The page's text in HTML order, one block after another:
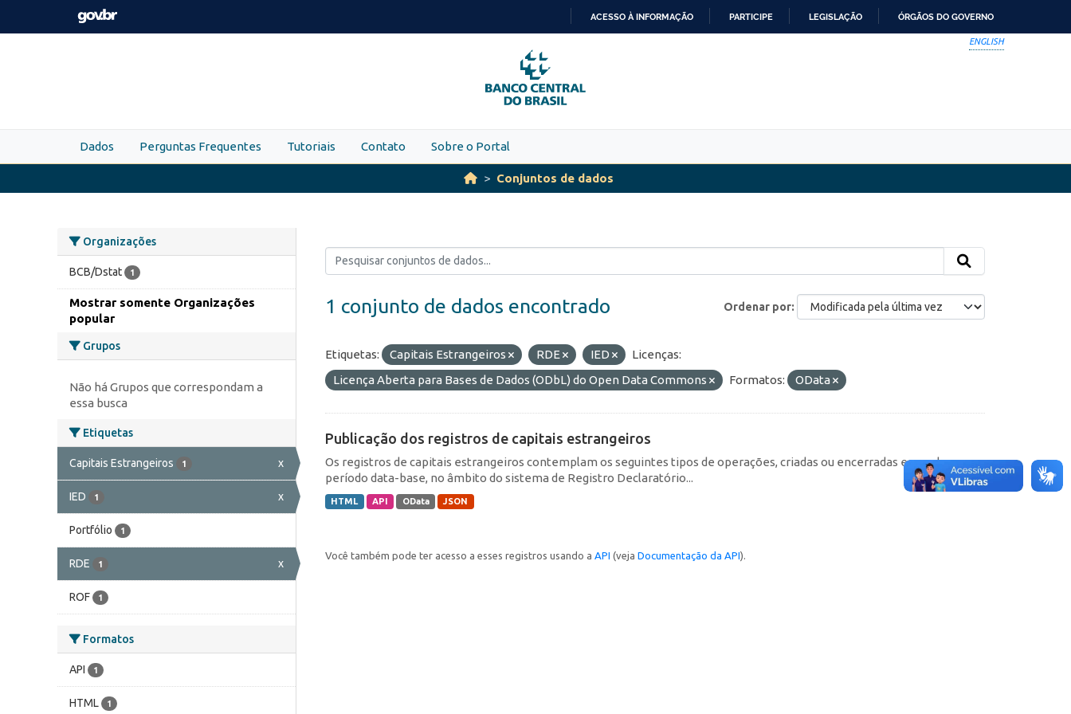
Skip to main content
PARA
O
CONTEÚDO
ACESSO À INFORMAÇÃO PARTICIPE LEGISLAÇÃO ÓRGÃOS DO GOVERNO
ENGLISH
Dados Perguntas Frequentes Tutoriais Contato Sobre o Portal
Conjuntos de dados
Organizações
BCB/Dstat 1
Mostrar somente Organizações
popular
Grupos
Não há Grupos que correspondam a
essa busca
Etiquetas
Capitais Estrangeiros 1 x
IED 1 x
Portfólio 1
RDE 1 x
ROF 1
Formatos
API 1
HTML 1
Ordenar por
1 conjunto de dados encontrado
Etiquetas: Capitais Estrangeiros RDE IED
Licenças:
Licença Aberta para Bases de Dados (ODbL) do Open Data Commons
Formatos: OData
Publicação dos registros de capitais estrangeiros
Os registros de capitais estrangeiros contemplam os seguintes tipos de operações, criadas ou encerradas em cada
período data-base, no âmbito do sistema de Registro Declaratório...
HTML API OData JSON
Você também pode ter acesso a esses registros usando a API (veja Documentação da API).